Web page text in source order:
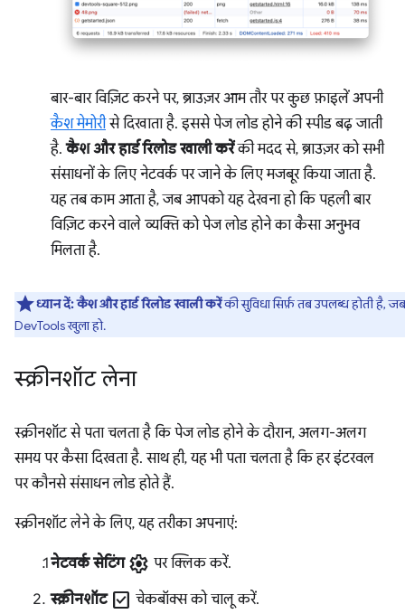
बार-बार विज़िट करने पर, ब्राउज़र आम तौर पर कुछ फ़ाइलें अपनी
कैश मेमोरीसे दिखाता है. इससे पेज लोड होने की स्पीड बढ़ जाती
है.कैश और हार्ड रिलोड खाली करेंकी मदद से, ब्राउज़र को सभी
संसाधनों के लिए नेटवर्क पर जाने के लिए मजबूर किया जाता है.
यह तब काम आता है, जब आपको यह देखना हो कि पहली बार
विज़िट करने वाले व्यक्ति को पेज लोड होने का कैसा अनुभव
मिलता है.
ध्यान दें:कैश और हार्ड रिलोड खाली करेंकी सुविधा सिर्फ़ तब उपलब्ध होती है, जब
DevTools खुला हो.
स्क्रीनशॉट लेना
स्क्रीनशॉट से पता चलता है कि पेज लोड होने के दौरान, अलग-अलग
समय पर कैसा दिखता है. साथ ही, यह भी पता चलता है कि हर इंटरवल
पर कौनसे संसाधन लोड होते हैं.
स्क्रीनशॉट लेने के लिए, यह तरीका अपनाएं:
नेटवर्क सेटिंग settings पर क्लिक करें.
स्क्रीनशॉट check_box चेकबॉक्स को चालू करें.